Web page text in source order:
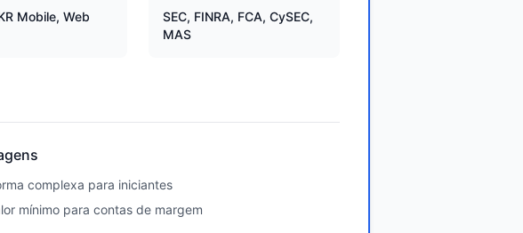
Mobile, Web
SEC, FINRA, FCA, CySEC,
MAS
complexa para iniciantes
mínimo para contas de margem